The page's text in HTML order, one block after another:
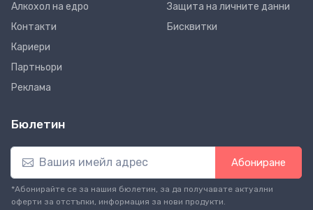
Алкохол на едро
Контакти
Кариери
Партньори
Реклама
Защита на личните данни
Бисквитки
Бюлетин
Абониране
*Абонирайте се за нашия бюлетин, за да получавате актуални
оферти за отстъпки, информация за нови продукти.